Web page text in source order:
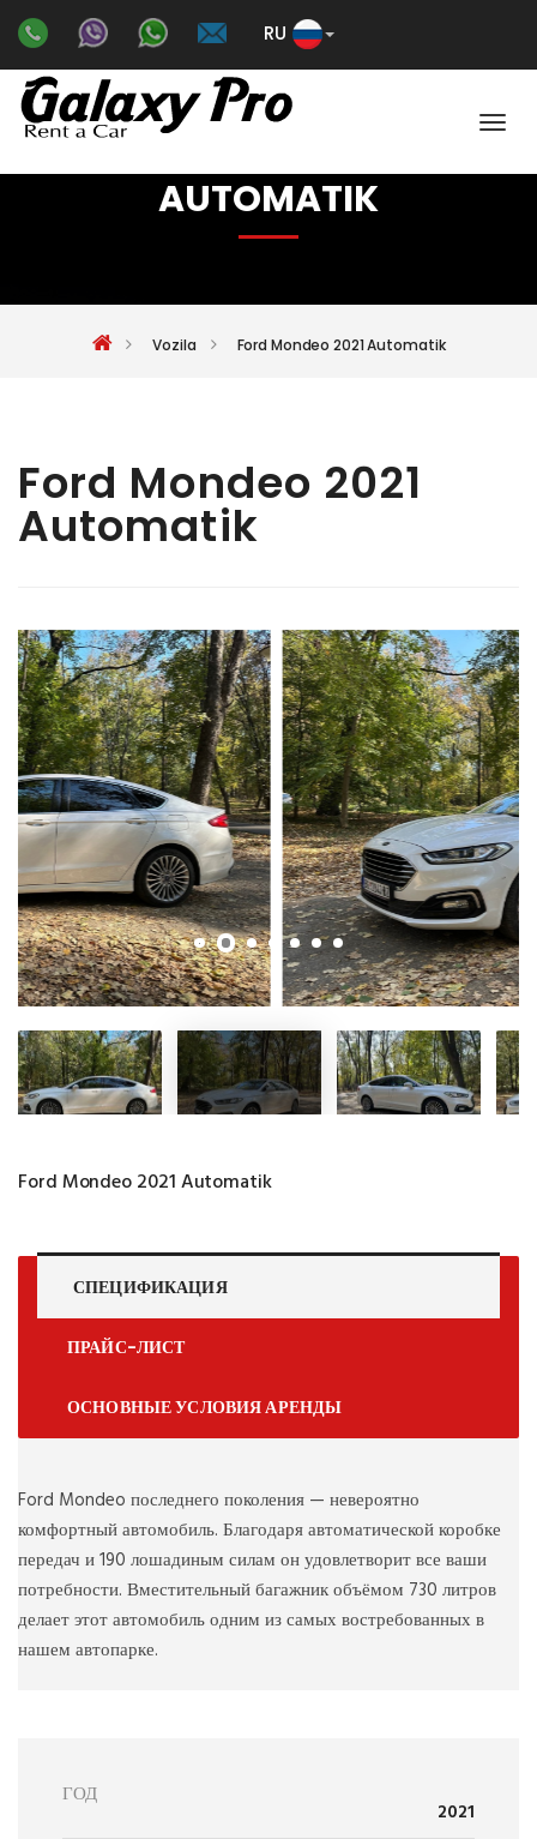
Color
RU
AUTOMATIK
Vozila Ford Mondeo 2021 Automatik
Ford Mondeo 2021
Automatik
Ford Mondeo 2021 Automatik
СПЕЦИФИКАЦИЯ
ПРАЙС-ЛИСТ
ОСНОВНЫЕ УСЛОВИЯ АРЕНДЫ
Ford Mondeo последнего поколения — невероятно
комфортный автомобиль. Благодаря автоматической коробке
передач и 190 лошадиным силам он удовлетворит все ваши
потребности. Вместительный багажник объёмом 730 литров
делает этот автомобиль одним из самых востребованных в
нашем автопарке.
ГОД
2021